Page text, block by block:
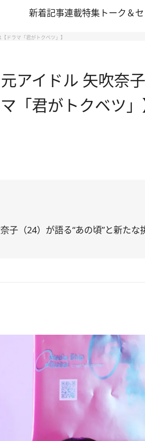
新着記事連載特集 トーク＆
ドラマ「君がトクベツ」】
アイドル 矢吹奈
「君がトクベツ
子（24）が語る“あの頃”と新たな